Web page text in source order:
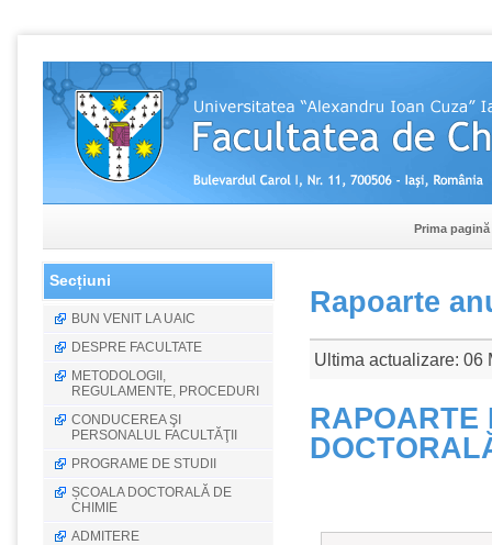
Prima pagină
Secțiuni
BUN VENIT LA UAIC
DESPRE FACULTATE
METODOLOGII,
REGULAMENTE, PROCEDURI
CONDUCEREA ŞI
PERSONALUL FACULTĂŢII
PROGRAME DE STUDII
ȘCOALA DOCTORALĂ DE
CHIMIE
ADMITERE
Rapoarte
Ultima actualizare: 06
RAPOARTE